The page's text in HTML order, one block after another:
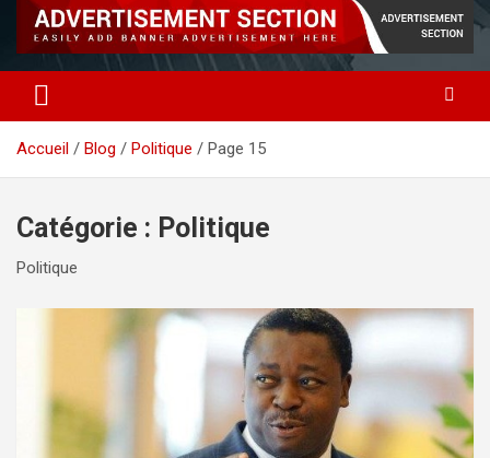
Accueil Blog Politique Page 15
Catégorie : Politique
Politique